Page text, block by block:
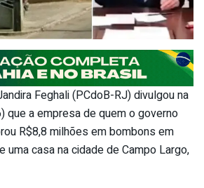
Feghali (PCdoB-RJ) divulgou na
que a empresa de quem o governo
R$8,8 milhões em bombons em
casa na cidade de Campo Largo,